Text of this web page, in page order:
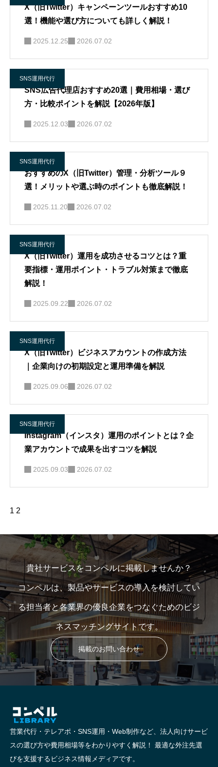
X（旧Twitter）キャンペーンツールおすすめ10
選！機能や選び方についても詳しく解説！
2025.12.25 2026.07.02
SNS運用代行
SNS広告代理店おすすめ20選｜費用相場・選び
方・比較ポイントを解説【2026年版】
2025.12.03 2026.07.02
SNS運用代行
おすすめのX（旧Twitter）管理・分析ツール９
選！メリットや選ぶ時のポイントも徹底解説！
2025.11.20 2026.07.02
SNS運用代行
X（旧Twitter）運用を成功させるコツとは？重
要指標・運用ポイント・トラブル対策まで徹底
解説！
2025.09.22 2026.07.02
SNS運用代行
X（旧Twitter）ビジネスアカウントの作成方法
｜企業向けの初期設定と運用準備を解説
2025.09.06 2026.07.02
SNS運用代行
Instagram（インスタ）運用のポイントとは？企
業アカウントで成果を出すコツを解説
2025.09.03 2026.07.02
1 2
貴社サービスをコンペルに掲載しませんか？
コンペルは、製品やサービスの導入を検討してい
る担当者と各業界の優良企業をつなぐためのビジ
ネスマッチングサイトです。
掲載のお問い合わせ
営業代行・テレアポ・SNS運用・Web制作など、法人向けサービ
スの選び方や費用相場等をわかりやすく解説！ 最適な外注先選
びを支援するビジネス情報メディアです。